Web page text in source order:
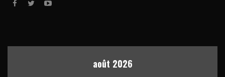
août 2026